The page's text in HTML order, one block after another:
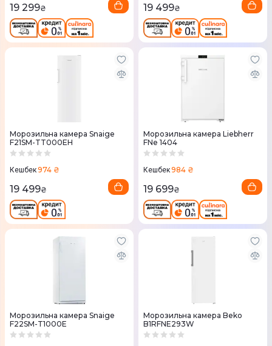
19 299₴ 19 499₴
Морозильна камера Snaige
F21SM-TT000EH
Кешбек974 ₴
19 499₴
Морозильна камера Liebherr
FNe 1404
Кешбек984 ₴
19 699₴
Морозильна камера Snaige
F22SM-T1000E
Морозильна камера Beko
B1RFNE293W